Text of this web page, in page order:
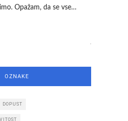
Opažam, da se vse…
OZNAKE
DOPUST